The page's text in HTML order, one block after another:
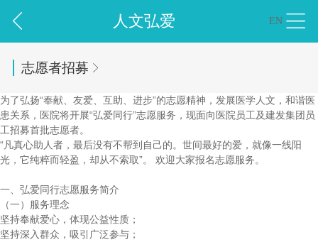
人文弘爱 EN
志愿者招募
为了弘扬“奉献、友爱、互助、进步”的志愿精神，发展医学人文，和谐医
患关系，医院将开展“弘爱同行”志愿服务，现面向医院员工及建发集团员
工招募首批志愿者。
“凡真心助人者，最后没有不帮到自己的。世间最好的爱，就像一线阳
光，它纯粹而轻盈，却从不索取”。 欢迎大家报名志愿服务。
一、弘爱同行志愿服务简介
（一）服务理念
坚持奉献爱心，体现公益性质；
坚持深入群众，吸引广泛参与；